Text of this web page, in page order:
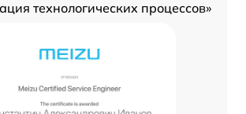
технологических процессов»